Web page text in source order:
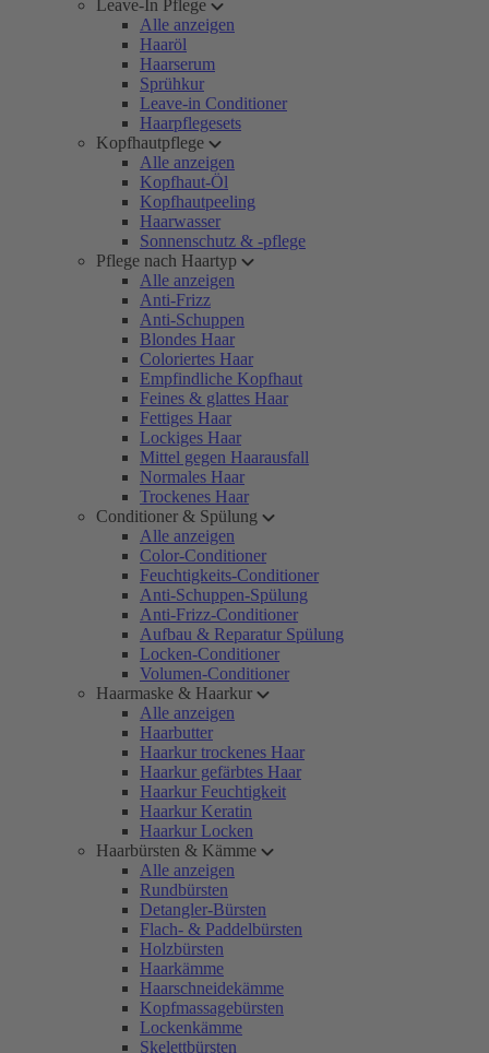
Leave-In Pflege
Alle anzeigen
Haaröl
Haarserum
Sprühkur
Leave-in Conditioner
Haarpflegesets
Kopfhautpflege
Alle anzeigen
Kopfhaut-Öl
Kopfhautpeeling
Haarwasser
Sonnenschutz & -pflege
Pflege nach Haartyp
Alle anzeigen
Anti-Frizz
Anti-Schuppen
Blondes Haar
Coloriertes Haar
Empfindliche Kopfhaut
Feines & glattes Haar
Fettiges Haar
Lockiges Haar
Mittel gegen Haarausfall
Normales Haar
Trockenes Haar
Conditioner & Spülung
Alle anzeigen
Color-Conditioner
Feuchtigkeits-Conditioner
Anti-Schuppen-Spülung
Anti-Frizz-Conditioner
Aufbau & Reparatur Spülung
Locken-Conditioner
Volumen-Conditioner
Haarmaske & Haarkur
Alle anzeigen
Haarbutter
Haarkur trockenes Haar
Haarkur gefärbtes Haar
Haarkur Feuchtigkeit
Haarkur Keratin
Haarkur Locken
Haarbürsten & Kämme
Alle anzeigen
Rundbürsten
Detangler-Bürsten
Flach- & Paddelbürsten
Holzbürsten
Haarkämme
Haarschneidekämme
Kopfmassagebürsten
Lockenkämme
Skelettbürsten